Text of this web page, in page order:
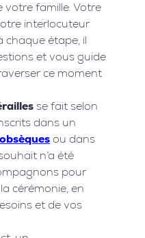
famille. Votre
interlocuteur
chaque étape, il
et vous guide
ce moment
se fait selon
dans un
ou dans
n’a été
pour
cérémonie, en
et de vos